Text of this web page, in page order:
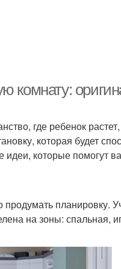
комнату:
где ребенок
которая будет
которые помогут
планировку.
на зоны: спальная,